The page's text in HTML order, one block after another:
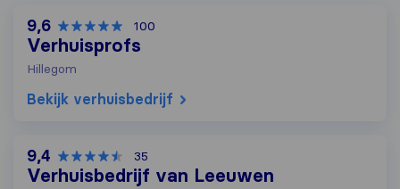
9,6 100
Verhuisprofs
Hillegom
Bekijk verhuisbedrijf
9,4 35
Verhuisbedrijf van Leeuwen